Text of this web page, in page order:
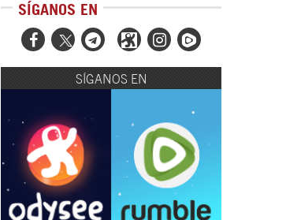
El Hombre eterno | Parte 2
SÍGANOS EN
  
SÍGANOS EN